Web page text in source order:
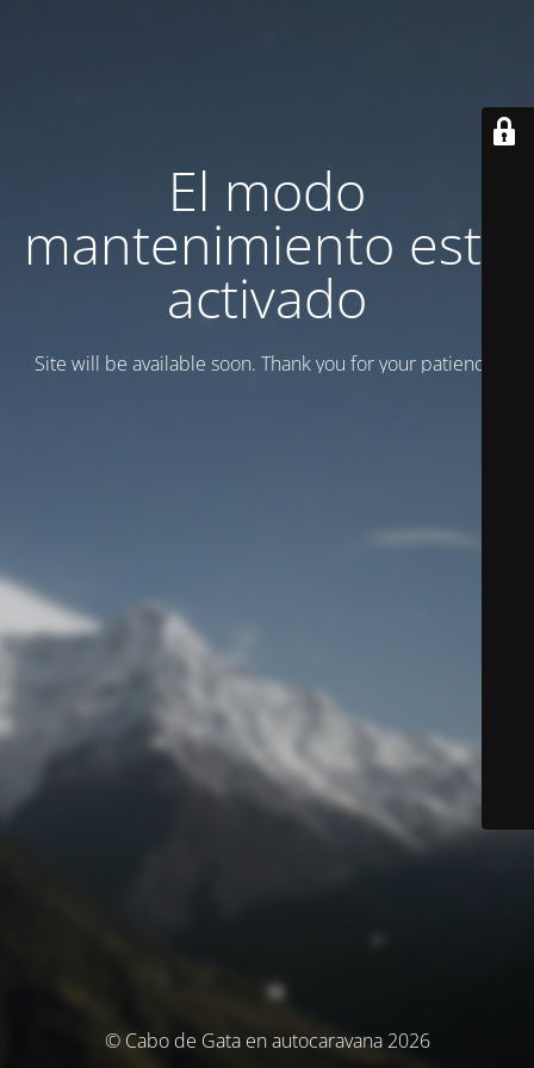
El modo
mantenimiento está
activado
Site will be available soon. Thank you for your patience!
© Cabo de Gata en autocaravana 2026